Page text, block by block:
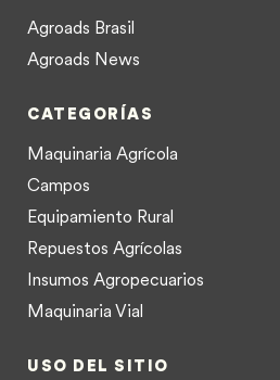
Agroads Brasil
Agroads News
CATEGORÍAS
Maquinaria Agrícola
Campos
Equipamiento Rural
Repuestos Agrícolas
Insumos Agropecuarios
Maquinaria Vial
USO DEL SITIO